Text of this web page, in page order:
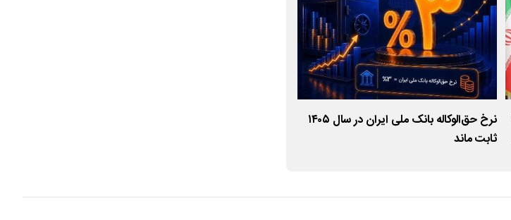
نرخ حق‌الوکاله بانک ملی ایران در سال ۱۴۰۵
ثابت ماند